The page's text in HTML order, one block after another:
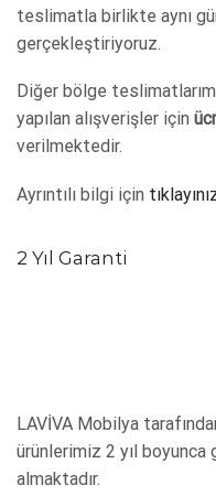
teslimatla birlikte aynı
gerçekleştiriyoruz.
Diğer bölge
yapılan alışverişler için
verilmektedir.
Ayrıntılı bilgi için
2 Yıl Garanti
LAVİVA Mobilya
ürünlerimiz 2 yıl boyunca
almaktadır.